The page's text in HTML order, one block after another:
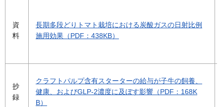
資
料
長期多段どりトマト栽培における炭酸ガスの日射比例
施用効果（PDF：438KB）
抄
録
クラフトパルプ含有スターターの給与が子牛の飼養、
健康、およびGLP-2濃度に及ぼす影響（PDF：168K
B）